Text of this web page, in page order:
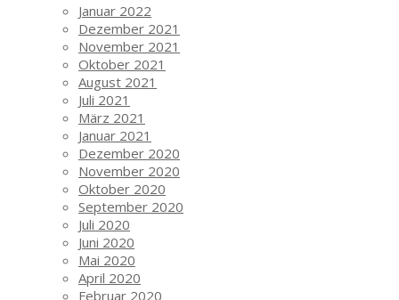
Januar 2022
Dezember 2021
November 2021
Oktober 2021
August 2021
Juli 2021
März 2021
Januar 2021
Dezember 2020
November 2020
Oktober 2020
September 2020
Juli 2020
Juni 2020
Mai 2020
April 2020
Februar 2020